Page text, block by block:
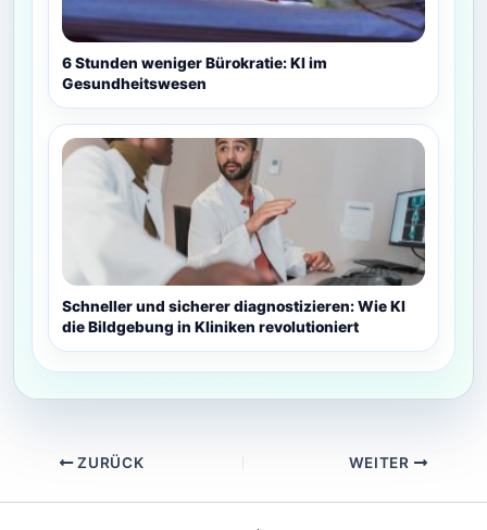
6 Stunden weniger Bürokratie: KI im
Gesundheitswesen
Schneller und sicherer diagnostizieren: Wie KI
die Bildgebung in Kliniken revolutioniert
ZURÜCK WEITER